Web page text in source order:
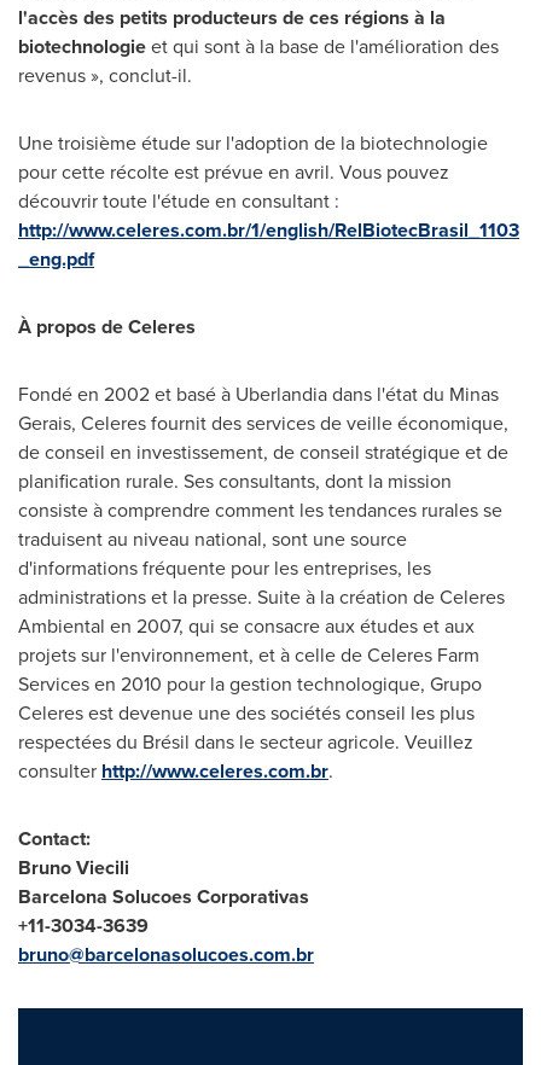
l'accès des petits producteurs de ces régions à la
biotechnologieet qui sont à la base de l'amélioration des
revenus », conclut-il.
Une troisième étude sur l'adoption de la biotechnologie
pour cette récolte est prévue en avril. Vous pouvez
découvrir toute l'étude en consultant :
http://www.celeres.com.br/1/english/RelBiotecBrasil_1103
_eng.pdf
À propos de Celeres
Fondé en 2002 et basé à Uberlandia dans l'état du Minas
Gerais, Celeres fournit des services de veille économique,
de conseil en investissement, de conseil stratégique et de
planification rurale. Ses consultants, dont la mission
consiste à comprendre comment les tendances rurales se
traduisent au niveau national, sont une source
d'informations fréquente pour les entreprises, les
administrations et la presse. Suite à la création de Celeres
Ambiental en 2007, qui se consacre aux études et aux
projets sur l'environnement, et à celle de Celeres Farm
Services en 2010 pour la gestion technologique, Grupo
Celeres est devenue une des sociétés conseil les plus
respectées du Brésil dans le secteur agricole. Veuillez
consulter http://www.celeres.com.br.
Contact:
Bruno Viecili
Barcelona Solucoes Corporativas
+11-3034-3639
bruno@barcelonasolucoes.com.br